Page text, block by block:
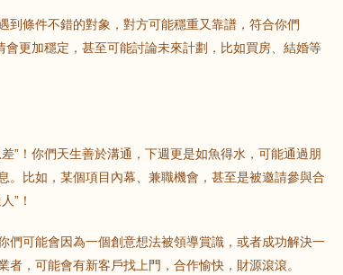
到條件不錯的對象，對方可能穩重又靠譜，符合你們
會更加穩定，甚至可能討論未來計劃，比如買房、結婚等
”！你們天生善於溝通，下週更是如魚得水，可能通過朋
。比如，某個項目內幕、兼職機會，甚至是被邀請參與合
”！
們可能會因為一個創意想法被領導賞識，或者成功解決一
，可能會有新客戶找上門，合作愉快，財源滾滾。